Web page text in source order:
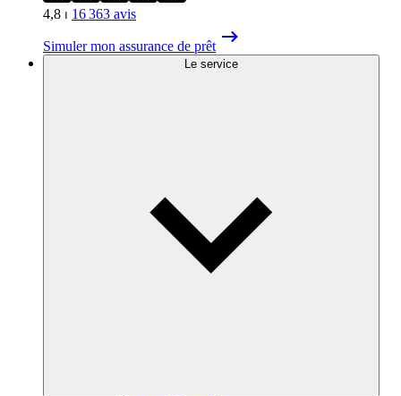
4,8 ⏐ 16 363 avis
Simuler mon assurance de prêt
Le service